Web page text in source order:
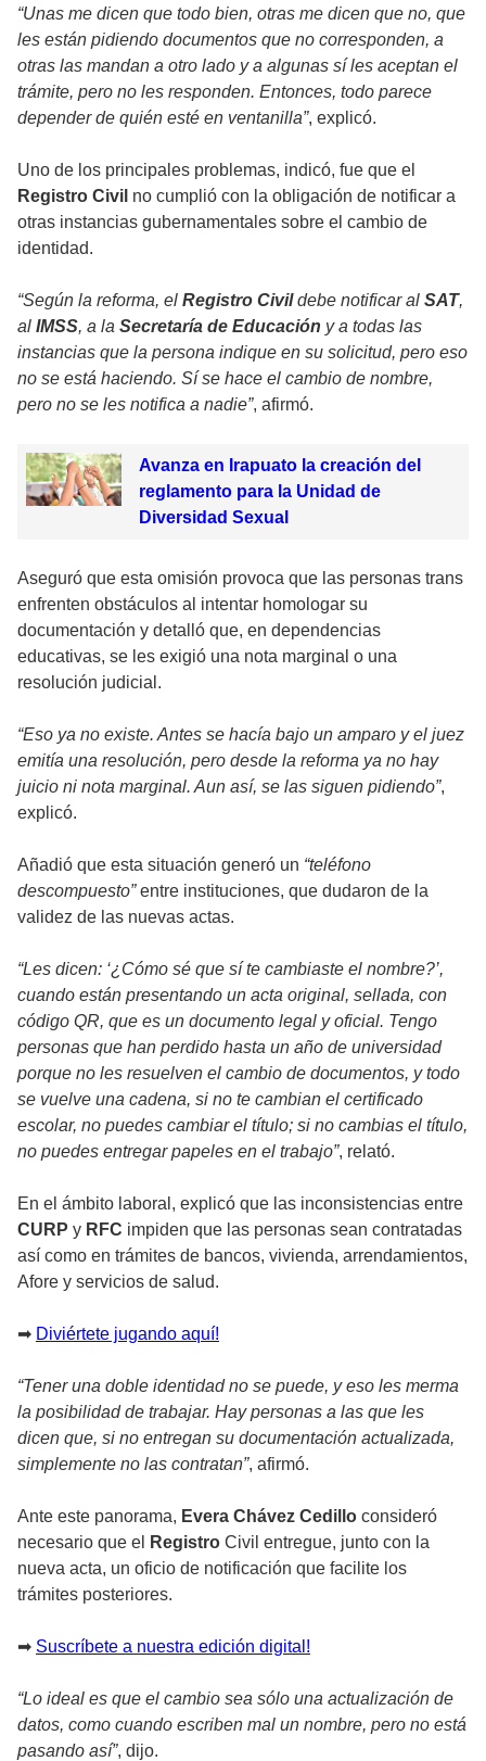
“Unas me dicen que todo bien, otras me dicen que no, que
les están pidiendo documentos que no corresponden, a
otras las mandan a otro lado y a algunas sí les aceptan el
trámite, pero no les responden. Entonces, todo parece
depender de quién esté en ventanilla”, explicó.
Uno de los principales problemas, indicó, fue que el
Registro Civil no cumplió con la obligación de notificar a
otras instancias gubernamentales sobre el cambio de
identidad.
“Según la reforma, el Registro Civildebe notificar al SAT,
al IMSS, a la Secretaría de Educación y a todas las
instancias que la persona indique en su solicitud, pero eso
no se está haciendo. Sí se hace el cambio de nombre,
pero no se les notifica a nadie”, afirmó.
Avanza en Irapuato la creación del
reglamento para la Unidad de
Diversidad Sexual
Aseguró que esta omisión provoca que las personas trans
enfrenten obstáculos al intentar homologar su
documentación y detalló que, en dependencias
educativas, se les exigió una nota marginal o una
resolución judicial.
“Eso ya no existe. Antes se hacía bajo un amparo y el juez
emitía una resolución, pero desde la reforma ya no hay
juicio ni nota marginal. Aun así, se las siguen pidiendo”,
explicó.
Añadió que esta situación generó un “teléfono
descompuesto”entre instituciones, que dudaron de la
validez de las nuevas actas.
“Les dicen: ‘¿Cómo sé que sí te cambiaste el nombre?’,
cuando están presentando un acta original, sellada, con
código QR, que es un documento legal y oficial. Tengo
personas que han perdido hasta un año de universidad
porque no les resuelven el cambio de documentos, y todo
se vuelve una cadena, si no te cambian el certificado
escolar, no puedes cambiar el título; si no cambias el título,
no puedes entregar papeles en el trabajo”, relató.
En el ámbito laboral, explicó que las inconsistencias entre
CURP y RFC impiden que las personas sean contratadas
así como en trámites de bancos, vivienda, arrendamientos,
Afore y servicios de salud.
➡ Diviértete jugando aquí!
“Tener una doble identidad no se puede, y eso les merma
la posibilidad de trabajar. Hay personas a las que les
dicen que, si no entregan su documentación actualizada,
simplemente no las contratan”, afirmó.
Ante este panorama, Evera Chávez Cedillo consideró
necesario que el
Registro Civil entregue, junto con la
nueva acta, un oficio de notificación que facilite los
trámites posteriores.
➡ Suscríbete a nuestra edición digital!
“Lo ideal es que el cambio sea sólo una actualización de
datos, como cuando escriben mal un nombre, pero no está
pasando así”, dijo.